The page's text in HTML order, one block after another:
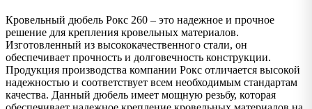
Кровельный дюбель Рокс 260 – это надежное и прочное
решение для крепления кровельных материалов.
Изготовленный из высококачественного стали, он
обеспечивает прочность и долговечность конструкции.
Продукция производства компании Рокс отличается высокой
надежностью и соответствует всем необходимым стандартам
качества. Данный дюбель имеет мощную резьбу, которая